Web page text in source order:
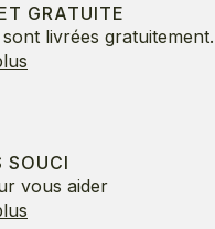
GRATUITE
livrées gratuitement.
SOUCI
vous aider